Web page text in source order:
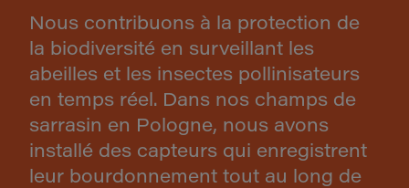
Nous contribuons à la protection de
la biodiversité en surveillant les
abeilles et les insectes pollinisateurs
en temps réel. Dans nos champs de
sarrasin en Pologne, nous avons
installé des capteurs qui enregistrent
leur bourdonnement tout au long de